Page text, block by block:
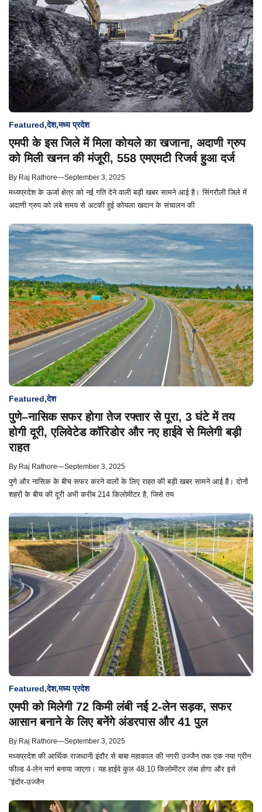
Featured,देश,मध्य प्रदेश
एमपी के इस जिले में मिला कोयले का खजाना, अदाणी ग्रुप
को मिली खनन की मंजूरी, 558 एमएमटी रिजर्व हुआ दर्ज
By Raj Rathore—September 3, 2025
मध्यप्रदेश के ऊर्जा क्षेत्र को नई गति देने वाली बड़ी खबर सामने आई है। सिंगरौली जिले में
अदाणी ग्रुप को लंबे समय से अटकी हुई कोयला खदान के संचालन की
Featured,देश
पुणे–नासिक सफर होगा तेज रफ्तार से पूरा, 3 घंटे में तय
होगी दूरी, एलिवेटेड कॉरिडोर और नए हाईवे से मिलेगी बड़ी
राहत
By Raj Rathore—September 3, 2025
पुणे और नासिक के बीच सफर करने वालों के लिए राहत की बड़ी खबर सामने आई है। दोनों
शहरों के बीच की दूरी अभी करीब 214 किलोमीटर है, जिसे तय
Featured,देश,मध्य प्रदेश
एमपी को मिलेगी 72 किमी लंबी नई 2-लेन सड़क, सफर
आसान बनाने के लिए बनेंगे अंडरपास और 41 पुल
By Raj Rathore—September 3, 2025
मध्यप्रदेश की आर्थिक राजधानी इंदौर से बाबा महाकाल की नगरी उज्जैन तक एक नया ग्रीन
फील्ड 4-लेन मार्ग बनाया जाएगा। यह हाईवे कुल 48.10 किलोमीटर लंबा होगा और इसे
“इंदौर-उज्जैन